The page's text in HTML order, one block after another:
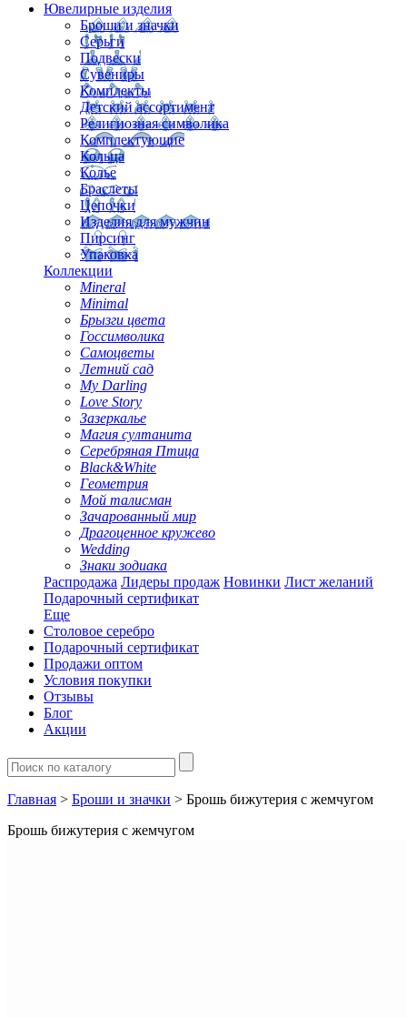
Ювелирные изделия
Броши и значки
Серьги
Подвески
Сувениры
Комплекты
Детский ассортимент
Религиозная символика
Комплектующие
Кольца
Колье
Браслеты
Цепочки
Изделия для мужчин
Пирсинг
Упаковка
Коллекции
Mineral
Minimal
Брызги цвета
Госсимволика
Самоцветы
Летний сад
My Darling
Love Story
Зазеркалье
Магия султанита
Серебряная Птица
Black&White
Геометрия
Мой талисман
Зачарованный мир
Драгоценное кружево
Wedding
Знаки зодиака
Распродажа Лидеры продаж Новинки Лист желаний
Подарочный сертификат
Еще
Столовое серебро
Подарочный сертификат
Продажи оптом
Условия покупки
Отзывы
Блог
Акции
Главная > Броши и значки > Брошь бижутерия с жемчугом
Брошь бижутерия с жемчугом